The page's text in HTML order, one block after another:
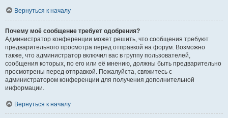
Вернуться к началу
Почему моё сообщение требует одобрения?
Администратор конференции может решить, что сообщения требуют
предварительного просмотра перед отправкой на форум. Возможно
также, что администратор включил вас в группу пользователей,
сообщения которых, по его или её мнению, должны быть предварительно
просмотрены перед отправкой. Пожалуйста, свяжитесь с
администратором конференции для получения дополнительной
информации.
Вернуться к началу